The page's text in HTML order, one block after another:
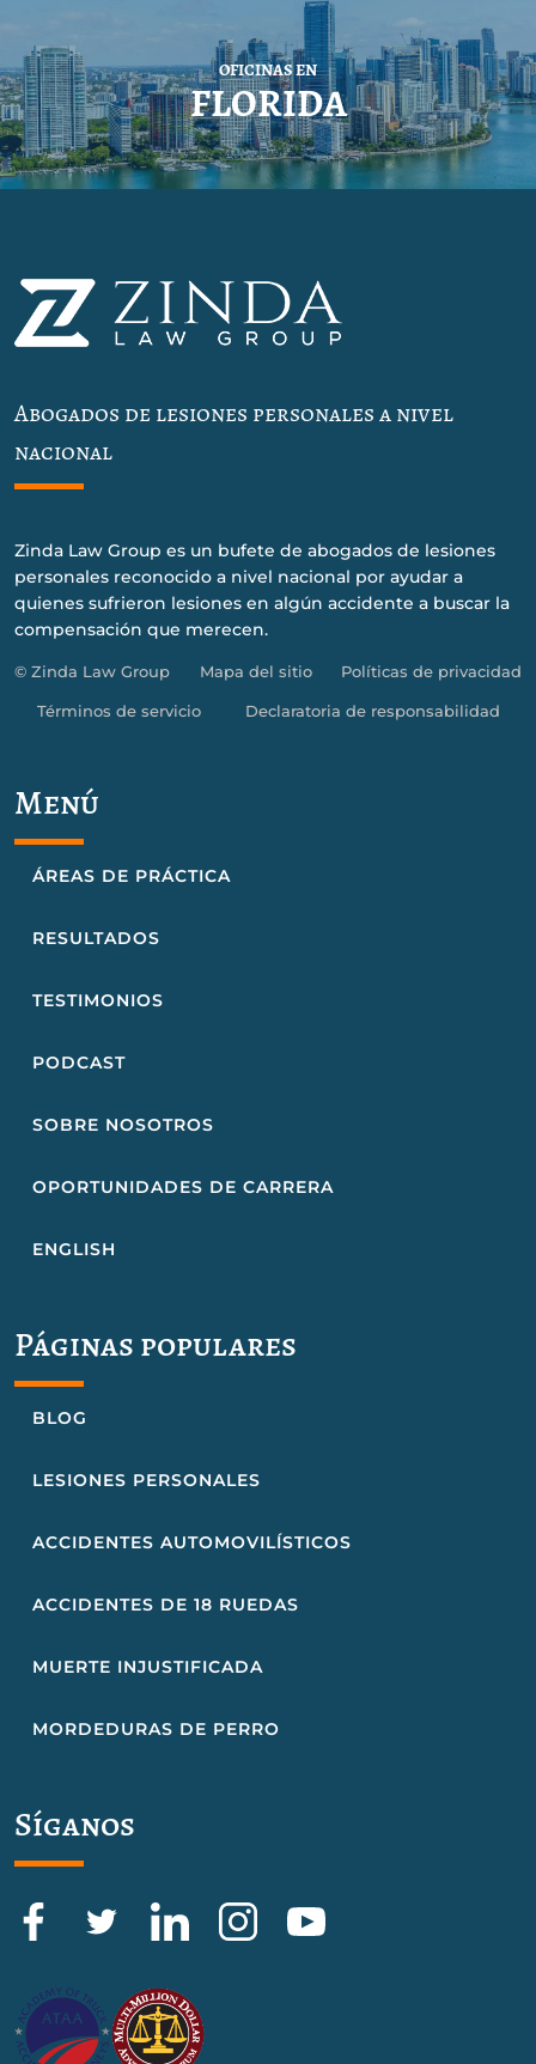
OFICINAS EN
FLORIDA
Abogados de lesiones personales a nivel
nacional
Zinda Law Group es un bufete de abogados de lesiones
personales reconocido a nivel nacional por ayudar a
quienes sufrieron lesiones en algún accidente a buscar la
compensación que merecen.
© Zinda Law Group Mapa del sitio Políticas de privacidad
Términos de servicio Declaratoria de responsabilidad
Menú
ÁREAS DE PRÁCTICA
RESULTADOS
TESTIMONIOS
PODCAST
SOBRE NOSOTROS
OPORTUNIDADES DE CARRERA
ENGLISH
Páginas populares
BLOG
LESIONES PERSONALES
ACCIDENTES AUTOMOVILÍSTICOS
ACCIDENTES DE 18 RUEDAS
MUERTE INJUSTIFICADA
MORDEDURAS DE PERRO
Síganos